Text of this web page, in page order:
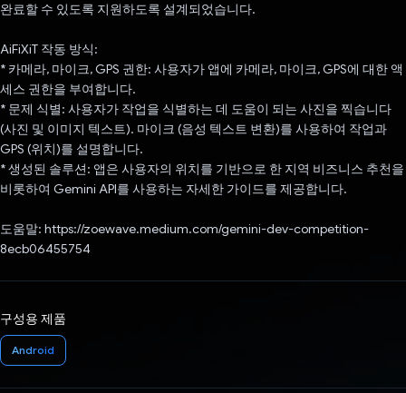
완료할 수 있도록 지원하도록 설계되었습니다.
AiFiXiT 작동 방식:
* 카메라, 마이크, GPS 권한: 사용자가 앱에 카메라, 마이크, GPS에 대한 액
세스 권한을 부여합니다.
* 문제 식별: 사용자가 작업을 식별하는 데 도움이 되는 사진을 찍습니다
(사진 및 이미지 텍스트). 마이크 (음성 텍스트 변환)를 사용하여 작업과
GPS (위치)를 설명합니다.
* 생성된 솔루션: 앱은 사용자의 위치를 기반으로 한 지역 비즈니스 추천을
비롯하여 Gemini API를 사용하는 자세한 가이드를 제공합니다.
도움말: https://zoewave.medium.com/gemini-dev-competition-
8ecb06455754
구성용 제품
Android